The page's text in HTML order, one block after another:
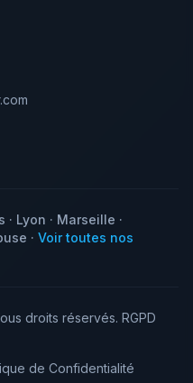
· Lyon · Marseille ·
· Voir toutes nos
droits réservés. RGPD
de Confidentialité